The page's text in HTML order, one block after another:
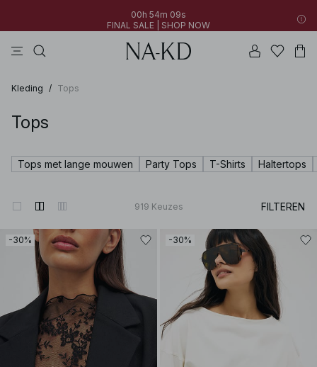
00h 54m 07s
FINAL SALE | SHOP NOW
00h 54m 07s
FINAL SALE | SHOP NOW
30% OFF EVERYTHING | SHOP NOW
Kleding / Tops
Tops
Tops met lange mouwen Party Tops T-Shirts Haltertops
919 Keuzes FILTEREN
-30% -30%